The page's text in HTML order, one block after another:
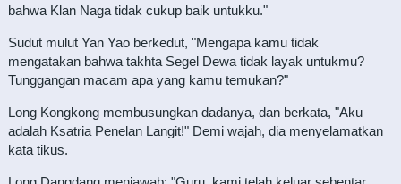
bahwa Klan Naga tidak cukup baik untukku."
Sudut mulut Yan Yao berkedut, "Mengapa kamu tidak
mengatakan bahwa takhta Segel Dewa tidak layak untukmu?
Tunggangan macam apa yang kamu temukan?"
Long Kongkong membusungkan dadanya, dan berkata, "Aku
adalah Ksatria Penelan Langit!" Demi wajah, dia menyelamatkan
kata tikus.